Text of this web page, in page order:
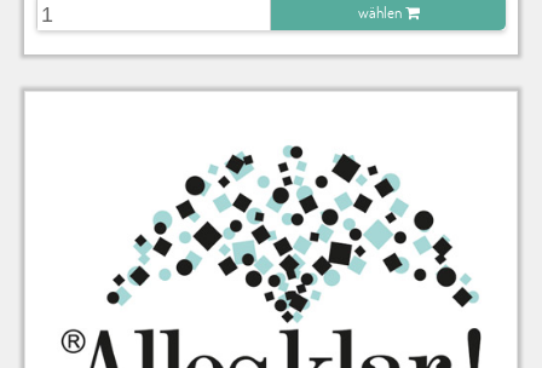
wählen
zu Warenkorb hinzugefügt.